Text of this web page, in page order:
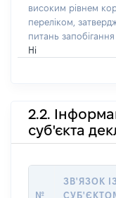
високим рівнем
переліком,
питань запобігання
Ні
2.2.
суб'єкта
№
ЗВ'ЯЗОК